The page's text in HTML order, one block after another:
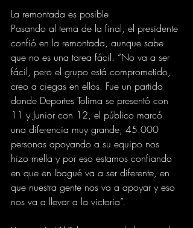
La remontada es posible
Pasando al tema de la final, el presidente
confió en la remontada, aunque sabe
que no es una tarea fácil. “No va a ser
fácil, pero el grupo está comprometido,
creo a ciegas en ellos. Fue un partido
donde Deportes Tolima se presentó con
11 y Junior con 12, el público marcó
una diferencia muy grande, 45.000
personas apoyando a su equipo nos
hizo mella y por eso estamos confiando
en que en Ibagué va a ser diferente, en
que nuestra gente nos va a apoyar y eso
nos va a llevar a la victoria”.